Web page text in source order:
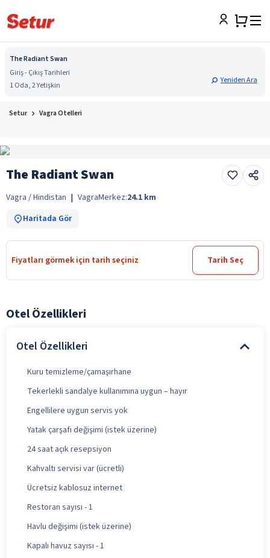
The Radiant Swan
Giriş - Çıkış Tarihleri
1 Oda, 2 Yetişkin
Yeniden Ara
Setur Vagra Otelleri
The Radiant Swan
Vagra / Hindistan | VagraMerkez:24.1 km
Haritada Gör
Fiyatları görmek için tarih seçiniz Tarih Seç
Otel Özellikleri
Otel Özellikleri
Kuru temizleme/çamaşırhane
Tekerlekli sandalye kullanımına uygun – hayır
Engellilere uygun servis yok
Yatak çarşafı değişimi (istek üzerine)
24 saat açık resepsiyon
Kahvaltı servisi var (ücretli)
Ücretsiz kablosuz internet
Restoran sayısı - 1
Havlu değişimi (istek üzerine)
Kapalı havuz sayısı - 1